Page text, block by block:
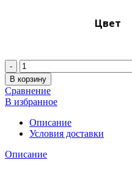
Цвет
Количество
В корзину
Сравнение
В избранное
Описание
Условия доставки
Описание